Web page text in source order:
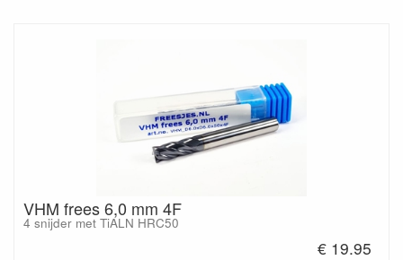
VHM frees 6,0 mm 4F
4 snijder met TiALN HRC50
€ 19.95